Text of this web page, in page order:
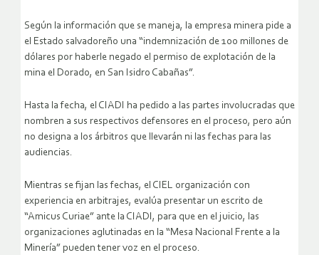
Según la información que se maneja, la empresa minera pide a
el Estado salvadoreño una “indemnización de 100 millones de
dólares por haberle negado el permiso de explotación de la
mina el Dorado, en San Isidro Cabañas”.
Hasta la fecha, el CIADI ha pedido a las partes involucradas que
nombren a sus respectivos defensores en el proceso, pero aún
no designa a los árbitros que llevarán ni las fechas para las
audiencias.
Mientras se fijan las fechas, el CIEL organización con
experiencia en arbitrajes, evalúa presentar un escrito de
“Amicus Curiae” ante la CIADI, para que en el juicio, las
organizaciones aglutinadas en la “Mesa Nacional Frente a la
Minería” pueden tener voz en el proceso.